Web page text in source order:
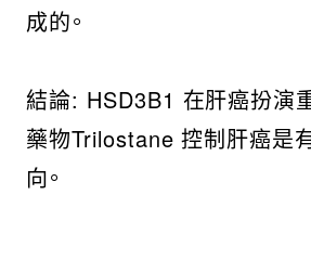
成的。
結論: HSD3B1 在肝癌扮演
藥物Trilostane 控制肝癌是
向。